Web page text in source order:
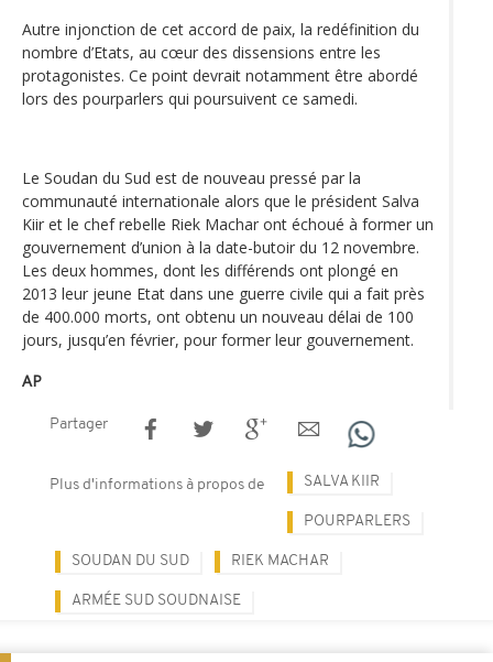
Autre injonction de cet accord de paix, la redéfinition du
nombre d’Etats, au cœur des dissensions entre les
protagonistes. Ce point devrait notamment être abordé
lors des pourparlers qui poursuivent ce samedi.
Le Soudan du Sud est de nouveau pressé par la
communauté internationale alors que le président Salva
Kiir et le chef rebelle Riek Machar ont échoué à former un
gouvernement d’union à la date-butoir du 12 novembre.
Les deux hommes, dont les différends ont plongé en
2013 leur jeune Etat dans une guerre civile qui a fait près
de 400.000 morts, ont obtenu un nouveau délai de 100
jours, jusqu’en février, pour former leur gouvernement.
AP
Partager
Plus d'informations à propos de SALVA KIIR
POURPARLERS
SOUDAN DU SUD RIEK MACHAR
ARMÉE SUD SOUDNAISE